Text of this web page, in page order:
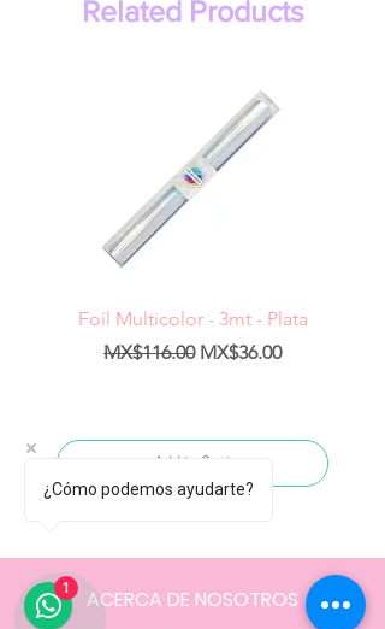
Related Products
Foil Multicolor - 3mt - Plata
Regular Price
MX$116.00 Sale Price
MX$36.00
Add to Cart
ACERCA DE NOSOTROS
¿Cómo podemos ayudarte?
1